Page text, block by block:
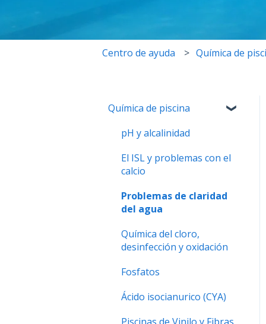
Centro de ayuda Química de
Química de piscina
pH y alcalinidad
El ISL y problemas con el
calcio
Problemas de claridad
del agua
Química del cloro,
desinfección y oxidación
Fosfatos
Ácido isocianurico (CYA)